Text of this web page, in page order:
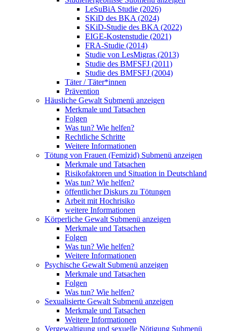
LeSuBiA Studie (2026)
SKiD des BKA (2024)
SKiD-Studie des BKA (2022)
EIGE-Kostenstudie (2021)
FRA-Studie (2014)
Studie von LesMigras (2013)
Studie des BMFSFJ (2011)
Studie des BMFSFJ (2004)
Täter / Täter*innen
Prävention
Häusliche Gewalt Submenü anzeigen
Merkmale und Tatsachen
Folgen
Was tun? Wie helfen?
Rechtliche Schritte
Weitere Informationen
Tötung von Frauen (Femizid) Submenü anzeigen
Merkmale und Tatsachen
Risikofaktoren und Situation in Deutschland
Was tun? Wie helfen?
öffentlicher Diskurs zu Tötungen
Arbeit mit Hochrisiko
weitere Informationen
Körperliche Gewalt Submenü anzeigen
Merkmale und Tatsachen
Folgen
Was tun? Wie helfen?
Weitere Informationen
Psychische Gewalt Submenü anzeigen
Merkmale und Tatsachen
Folgen
Was tun? Wie helfen?
Sexualisierte Gewalt Submenü anzeigen
Merkmale und Tatsachen
Weitere Informationen
Vergewaltigung und sexuelle Nötigung Submenü